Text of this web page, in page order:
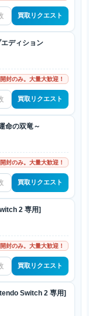
買取リクエスト
ディション
封のみ。大量大歓迎！
買取リクエスト
命の双竜～
封のみ。大量大歓迎！
買取リクエスト
2 専用]
封のみ。大量大歓迎！
買取リクエスト
Switch 2 専用]